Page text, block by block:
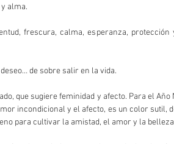
alma.
frescura, calma, esperanza,
de sobre salir en la vida.
que sugiere feminidad y afecto. Para el
incondicional y el afecto, es un color sutil,
para cultivar la amistad, el amor y la